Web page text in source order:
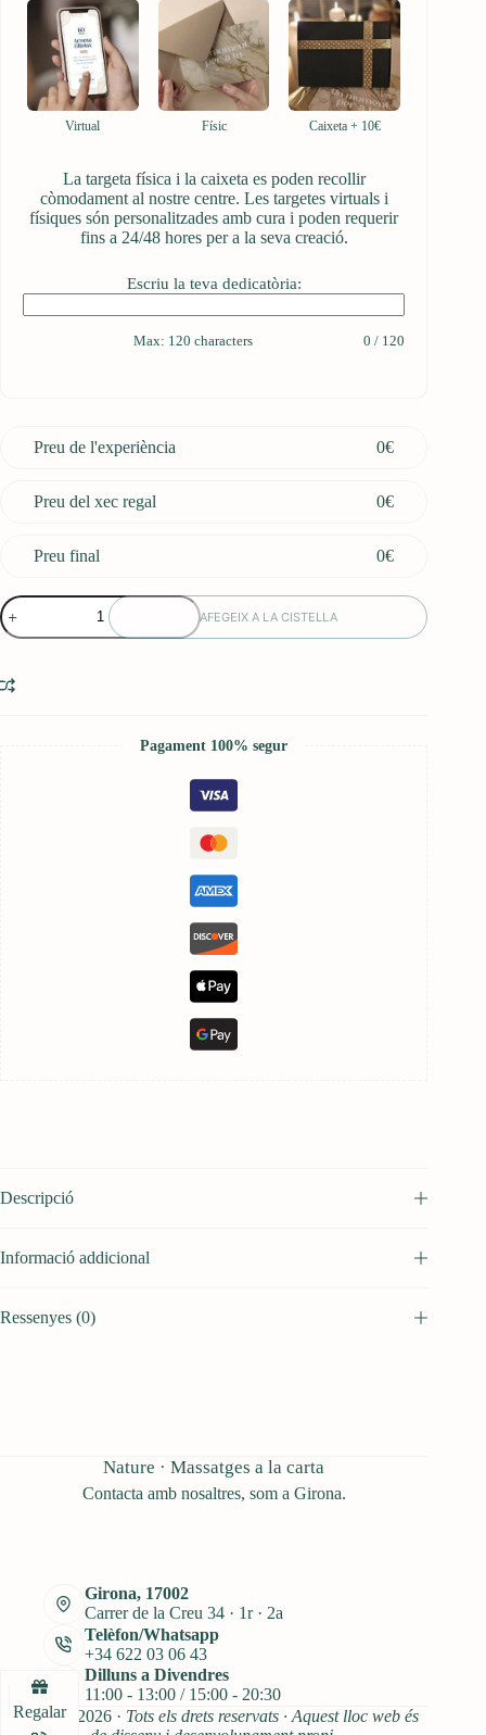
Virtual Físic Caixeta+ 10€
La targeta física i la caixeta es poden recollir
còmodament al nostre centre. Les targetes virtuals i
físiques són personalitzades amb cura i poden requerir
fins a 24/48 hores per a la seva creació.
Escriu la teva dedicatòria:
0 / 120
Max: 120 characters
Preu de l'experiència 0€
Preu del xec regal 0€
Preu final 0€
quantitat
de
Ghibli
AFEGEIX A LA CISTELLA
Pagament 100% segur
Descripció
Informació addicional
Ressenyes (0)
Nature · Massatges a la carta
Contacta amb nosaltres, som a Girona.
Girona, 17002
Carrer de la Creu 34 · 1r · 2a
Telèfon/Whatsapp
+34 622 03 06 43
Dilluns a Divendres
11:00 - 13:00 / 15:00 - 20:30
Nature © 2026 · Tots els drets reservats · Aquest lloc web és
Regalar